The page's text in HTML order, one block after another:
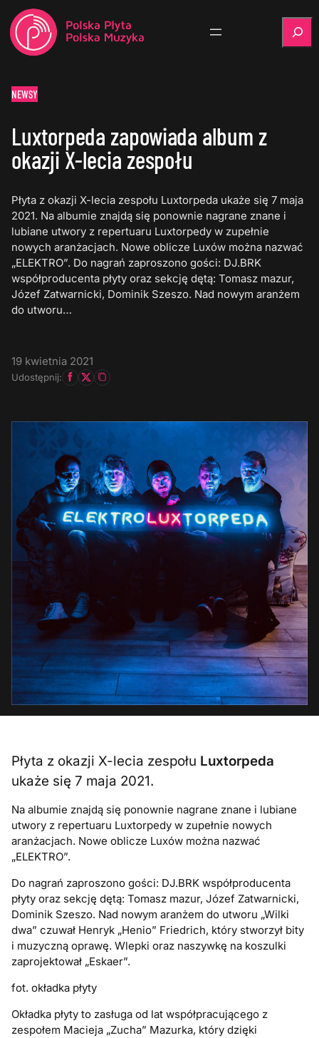
NEWSY
Luxtorpeda zapowiada album z
okazji X-lecia zespołu
Płyta z okazji X-lecia zespołu Luxtorpeda ukaże się 7 maja
2021. Na albumie znajdą się ponownie nagrane znane i
lubiane utwory z repertuaru Luxtorpedy w zupełnie
nowych aranżacjach. Nowe oblicze Luxów można nazwać
„ELEKTRO”. Do nagrań zaproszono gości: DJ.BRK
współproducenta płyty oraz sekcję dętą: Tomasz mazur,
Józef Zatwarnicki, Dominik Szeszo. Nad nowym aranżem
do utworu…
19 kwietnia 2021
Udostępnij:
Płyta z okazji X-lecia zespołu Luxtorpeda
ukaże się 7 maja 2021.
Na albumie znajdą się ponownie nagrane znane i lubiane
utwory z repertuaru Luxtorpedy w zupełnie nowych
aranżacjach. Nowe oblicze Luxów można nazwać
„ELEKTRO”.
Do nagrań zaproszono gości: DJ.BRK współproducenta
płyty oraz sekcję dętą: Tomasz mazur, Józef Zatwarnicki,
Dominik Szeszo. Nad nowym aranżem do utworu „Wilki
dwa” czuwał Henryk „Henio” Friedrich, który stworzył bity
i muzyczną oprawę. Wlepki oraz naszywkę na koszulki
zaprojektował „Eskaer”.
fot. okładka płyty
Okładka płyty to zasługa od lat współpracującego z
zespołem Macieja „Zucha” Mazurka, który dzięki